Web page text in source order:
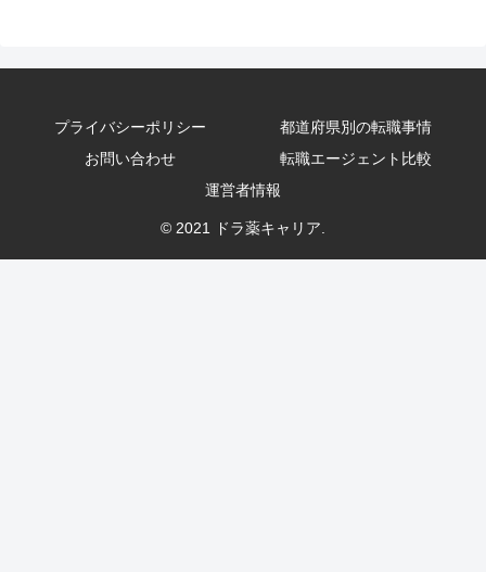
プライバシーポリシー
都道府県別の転職事情
お問い合わせ
転職エージェント比較
運営者情報
© 2021 ドラ薬キャリア.